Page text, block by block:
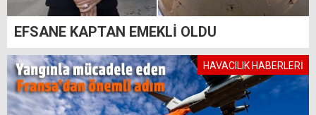
EFSANE KAPTAN EMEKLİ OLDU
HAVACILIK HABERLERİ